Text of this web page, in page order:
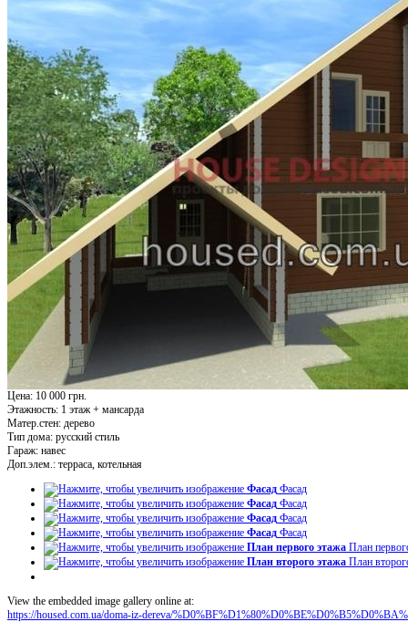
Цена: 10 000 грн.
Этажность: 1 этаж + мансарда
Матер.стен: дерево
Тип дома: русский стиль
Гараж: навес
Доп.элем.: терраса, котельная
Фасад Фасад
Фасад Фасад
Фасад Фасад
Фасад Фасад
План первого этажа План
План второго этажа План
View the embedded image gallery online at:
https://housed.com.ua/doma-iz-dereva/